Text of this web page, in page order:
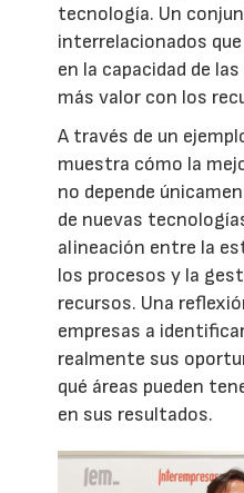
tecnología. Un
interrelacionados
en la capacidad de
más valor con los
A través de un
muestra cómo la
no depende
de nuevas
alineación entre la
los procesos y la
recursos. Una
empresas a
realmente sus
qué áreas pueden
en sus resultados.